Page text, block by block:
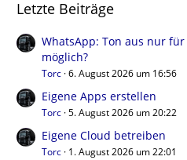
Letzte Beiträge
WhatsApp: Ton aus nur
möglich?
Torc 6. August 2026 um 16:56
Eigene Apps erstellen
Torc 5. August 2026 um 20:22
Eigene Cloud betreiben
Torc 1. August 2026 um 22:01